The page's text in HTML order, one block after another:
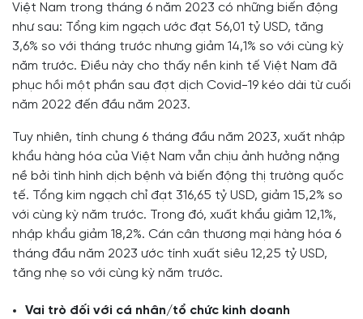
Việt Nam trong tháng 6 năm 2023 có những biến động
như sau: Tổng kim ngạch ước đạt 56,01 tỷ USD, tăng
3,6% so với tháng trước nhưng giảm 14,1% so với cùng kỳ
năm trước. Điều này cho thấy nền kinh tế Việt Nam đã
phục hồi một phần sau đợt dịch Covid-19 kéo dài từ cuối
năm 2022 đến đầu năm 2023.
Tuy nhiên, tính chung 6 tháng đầu năm 2023, xuất nhập
khẩu hàng hóa của Việt Nam vẫn chịu ảnh hưởng nặng
nề bởi tình hình dịch bệnh và biến động thị trường quốc
tế. Tổng kim ngạch chỉ đạt 316,65 tỷ USD, giảm 15,2% so
với cùng kỳ năm trước. Trong đó, xuất khẩu giảm 12,1%,
nhập khẩu giảm 18,2%. Cán cân thương mại hàng hóa 6
tháng đầu năm 2023 ước tính xuất siêu 12,25 tỷ USD,
tăng nhẹ so với cùng kỳ năm trước.
Vai trò đối với cá nhân/tổ chức kinh doanh